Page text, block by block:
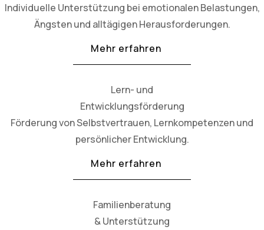
Individuelle Unterstützung bei emotionalen Belastungen,
Ängsten und alltägigen Herausforderungen.
Mehr erfahren
Lern- und
Entwicklungsförderung
Förderung von Selbstvertrauen, Lernkompetenzen und
persönlicher Entwicklung.
Mehr erfahren
Familienberatung
& Unterstützung